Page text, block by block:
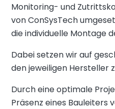
Monitoring- und
von ConSysTech
die individuelle Montage
Dabei setzen wir auf
den jeweiligen Hersteller
Durch eine optimale
Präsenz eines Bauleiters